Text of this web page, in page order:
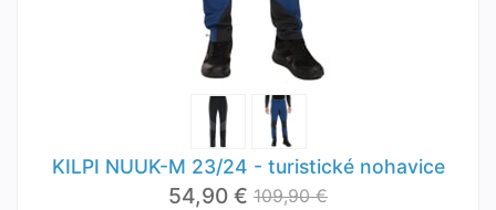
KILPI NUUK-M 23/24 - turistické nohavice
54,90 € 109,90 €